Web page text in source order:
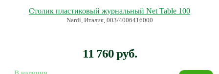
Столик пластиковый журнальный Net Table 100
Nardi, Италия, 003/4006416000
11 760 руб.